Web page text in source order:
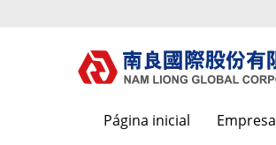
Página inicial Empresa